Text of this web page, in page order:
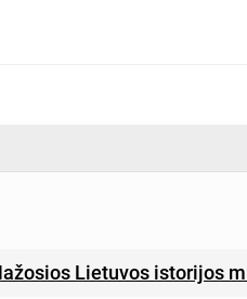
Lietuvos istorijos